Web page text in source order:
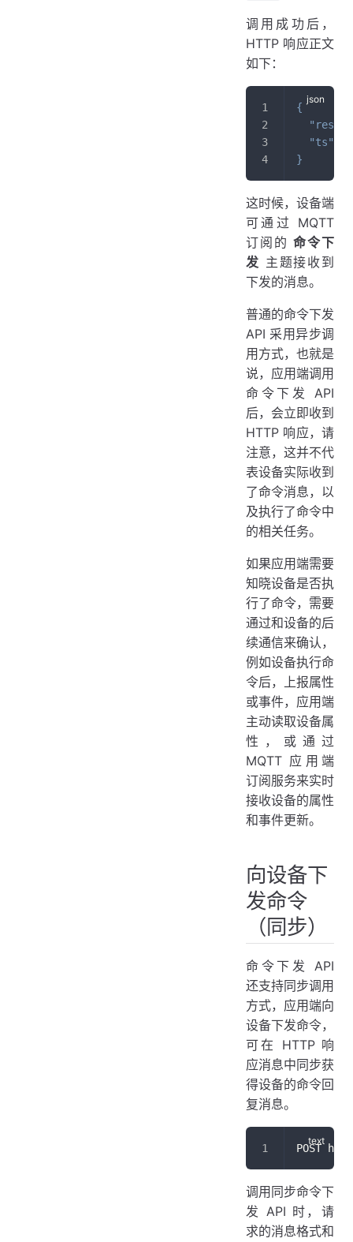
调用成功后，
HTTP 响应正文
如下：
{
"ts"
}
这时候，设备端
可通过 MQTT
订阅的命令下
发 主题接收到
下发的消息。
普通的命令下发
API 采用异步调
用方式，也就是
说，应用端调用
命令下发 API
后，会立即收到
HTTP 响应，请
注意，这并不代
表设备实际收到
了命令消息，以
及执行了命令中
的相关任务。
如果应用端需要
知晓设备是否执
行了命令，需要
通过和设备的后
续通信来确认，
例如设备执行命
令后，上报属性
或事件，应用端
主动读取设备属
性，或通过
MQTT 应用端
订阅服务来实时
接收设备的属性
和事件更新。
向设备下
发命令
（同步）
命令下发 API
还支持同步调用
方式，应用端向
设备下发命令，
可在 HTTP 响
应消息中同步获
得设备的命令回
复消息。
POST
调用同步命令下
发 API 时，请
求的消息格式和